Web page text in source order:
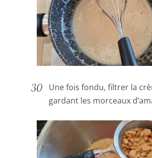
Une fois fondu, filtrer la
gardant les morceaux